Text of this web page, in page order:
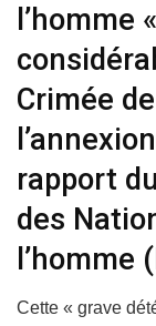
l’homme
Crimée
rapport
des
l’homme
Cette « grave